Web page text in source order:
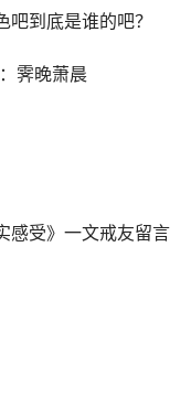
到底是谁的吧？
霁晚萧晨
感受》一文戒友留言